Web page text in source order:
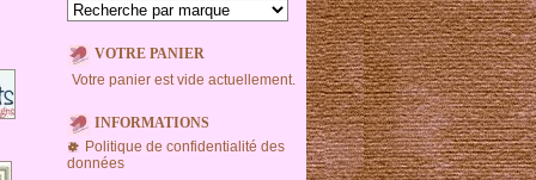
VOTRE PANIER
Votre panier est vide actuellement.
INFORMATIONS
Politique de confidentialité des
données